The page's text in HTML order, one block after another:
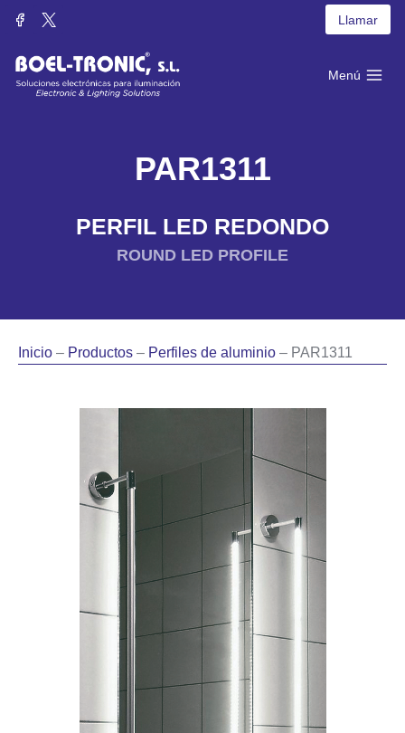
Saltar
contenido
Llamar
Menú
PAR1311
PERFIL LED REDONDO
ROUND LED PROFILE
Inicio – Productos – Perfiles de aluminio – PAR1311